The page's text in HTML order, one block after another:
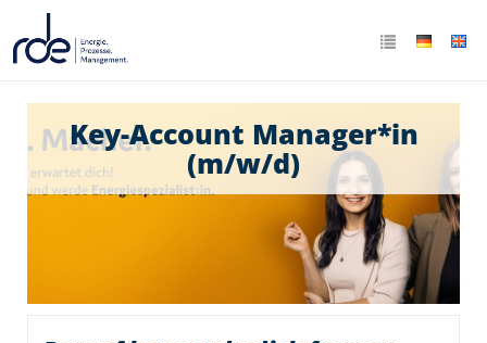
Key-Account Manager*in
(m/w/d)